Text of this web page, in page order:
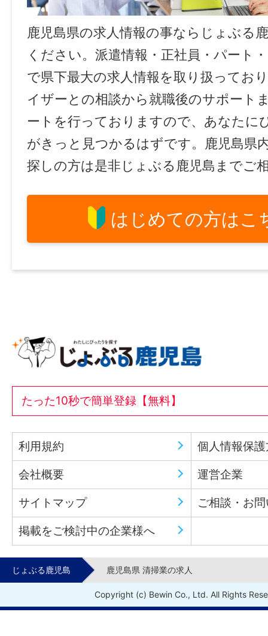
鹿児島県の求人情報の事ならじょぶる
ください。派遣情報・正社員・パート
で県下最大の求人情報を取り扱ってお
イザーとの相談から就職後のサポート
ートを行っておりますので、あなたに
がきっと見つかるはずです。鹿児島県
探しの方は是非じょぶる鹿児島までご
はじめての方はこ
たった10秒で簡単登録【無料】
利用規約 個人情報保
会社概要 運営企業
サイトマップ ご相談・お
掲載をご検討中の企業様へ
じょぶる鹿児島 鹿児島県 清掃業の求人
Copyright (c) Bewin Co., Ltd. All Rights